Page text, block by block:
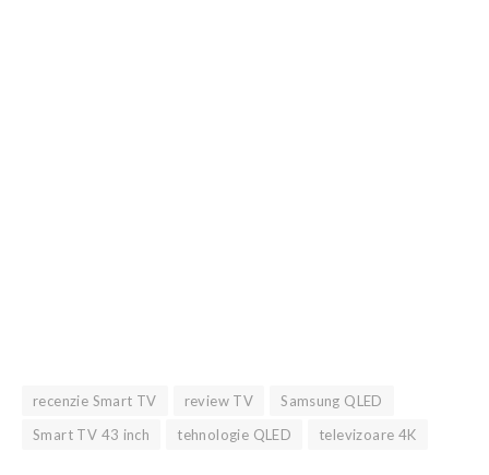
recenzie Smart TV review TV
Samsung QLED
Smart TV 43 inch
tehnologie QLED televizoare 4K